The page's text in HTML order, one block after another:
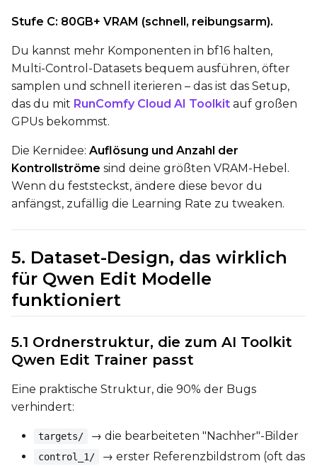
Height
Seed
LoRA Scale
Width
Height
LoRA Scale
Stufe C: 80GB+ VRAM (schnell, reibungsarm).
Du kannst mehr Komponenten in bf16 halten,
Multi-Control-Datasets bequem ausführen, öfter
samplen und schnell iterieren – das ist das Setup,
das du mit RunComfy Cloud AI Toolkit auf großen
GPUs bekommst.
Die Kernidee: Auflösung und Anzahl der
Kontrollströme sind deine größten VRAM-Hebel.
Wenn du feststeckst, ändere diese bevor du
anfängst, zufällig die Learning Rate zu tweaken.
5. Dataset-Design, das wirklich
für Qwen Edit Modelle
funktioniert
5.1 Ordnerstruktur, die zum AI Toolkit
Qwen Edit Trainer passt
Eine praktische Struktur, die 90% der Bugs
verhindert:
targets/ → die bearbeiteten "Nachher"-Bilder
control_1/
→ erster Referenzbildstrom (oft das